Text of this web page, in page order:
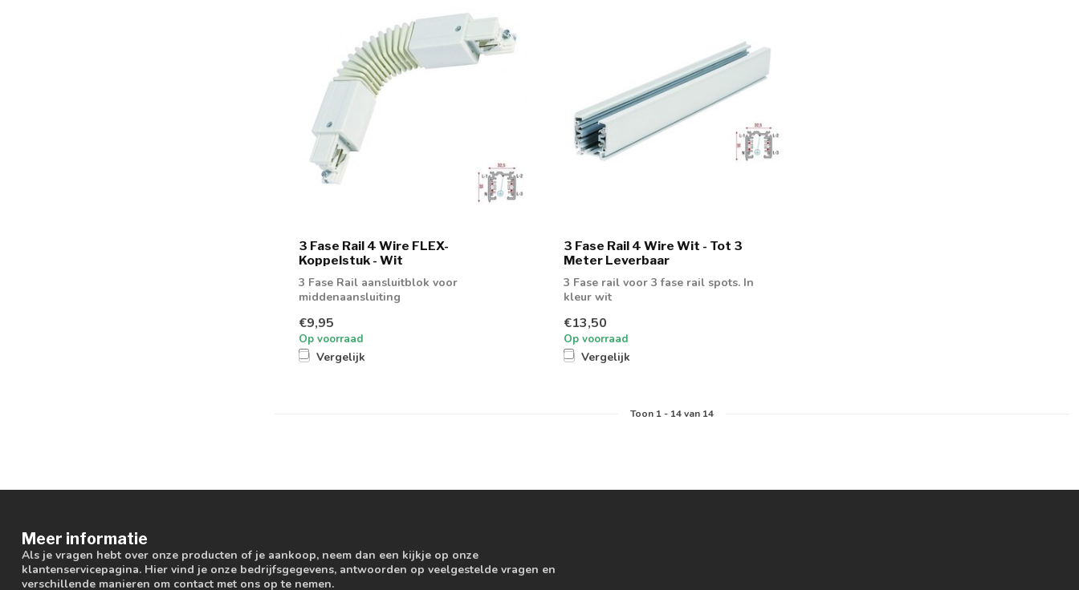
3 Fase Rail 4 Wire FLEX-
Koppelstuk - Wit
3 Fase Rail aansluitblok voor
middenaansluiting
€9,95
Op voorraad
Vergelijk
3 Fase Rail 4 Wire Wit - Tot 3
Meter Leverbaar
3 Fase rail voor 3 fase rail spots. In
kleur wit
€13,50
Op voorraad
Vergelijk
Toon 1- 14van 14
Meer informatie
Als je vragen hebt over onze producten of je aankoop, neem dan een kijkje op onze
klantenservicepagina. Hier vind je onze bedrijfsgegevens, antwoorden op veelgestelde vragen en
verschillende manieren om contact met ons op te nemen.